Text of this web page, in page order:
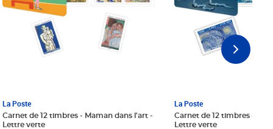
La Poste
Carnet de 12 timbres - Maman dans l'art -
Lettre verte
La Poste
Carnet de 12 timbres - Le
Lettre verte